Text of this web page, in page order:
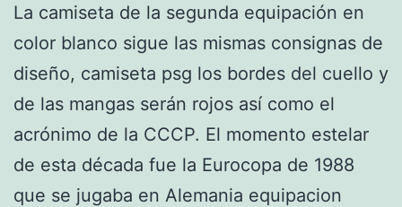
La camiseta de la segunda equipación en
color blanco sigue las mismas consignas de
diseño, camiseta psg los bordes del cuello y
de las mangas serán rojos así como el
acrónimo de la CCCP. El momento estelar
de esta década fue la Eurocopa de 1988
que se jugaba en Alemania equipacion